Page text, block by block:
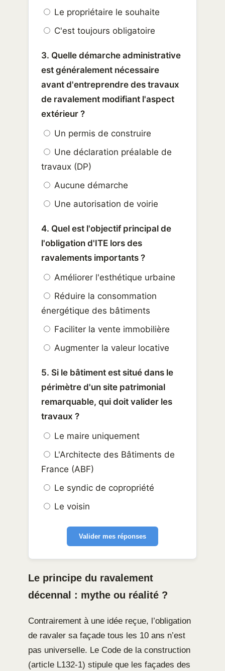
Le propriétaire le souhaite
C'est toujours obligatoire
3. Quelle démarche administrative
est généralement nécessaire
avant d'entreprendre des travaux
de ravalement modifiant l'aspect
extérieur ?
Un permis de construire
Une déclaration préalable de
travaux (DP)
Aucune démarche
Une autorisation de voirie
4. Quel est l'objectif principal de
l'obligation d'ITE lors des
ravalements importants ?
Améliorer l'esthétique urbaine
Réduire la consommation
énergétique des bâtiments
Faciliter la vente immobilière
Augmenter la valeur locative
5. Si le bâtiment est situé dans le
périmètre d'un site patrimonial
remarquable, qui doit valider les
travaux ?
Le maire uniquement
L'Architecte des Bâtiments de
France (ABF)
Le syndic de copropriété
Le voisin
Valider mes réponses
Le principe du ravalement
décennal : mythe ou réalité ?
Contrairement à une idée reçue, l’obligation
de ravaler sa façade tous les 10 ans n’est
pas universelle. Le Code de la construction
(article L132-1) stipule que les façades des